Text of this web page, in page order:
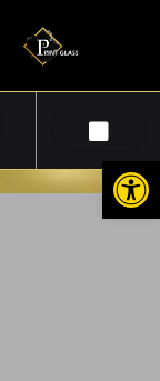
פתח סרגל נגישות